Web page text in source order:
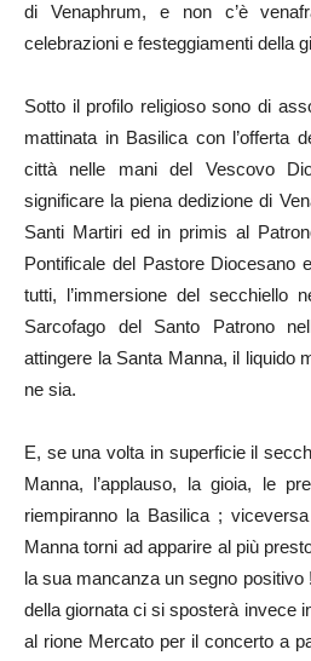
di Venaphrum, e non c’è
celebrazioni e festeggiamenti della
Sotto il profilo religioso sono di
mattinata in Basilica con l’offerta
città nelle mani del Vescovo
significare la piena dedizione di
Santi Martiri ed in primis al
Pontificale del Pastore Diocesano
tutti, l’immersione del secchiello
Sarcofago del Santo Patrono
attingere la Santa Manna, il liquido
ne sia.
E, se una volta in superficie il
Manna, l’applauso, la gioia, le
riempiranno la Basilica ;
Manna torni ad apparire al più
la sua mancanza un segno positivo
della giornata ci si sposterà invece
al rione Mercato per il concerto a